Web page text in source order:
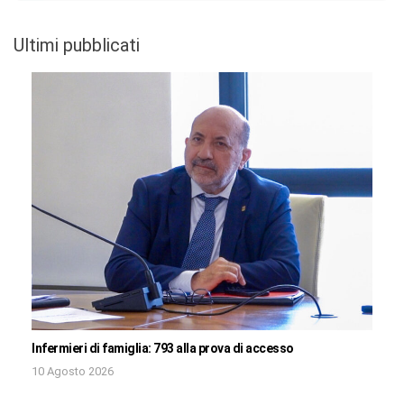
Ultimi pubblicati
Infermieri di famiglia: 793 alla prova di accesso
10 Agosto 2026